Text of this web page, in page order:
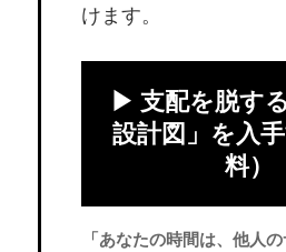
けます。
▶ 支配を脱す
設計図」を入
料）
「あなたの時間は、他人